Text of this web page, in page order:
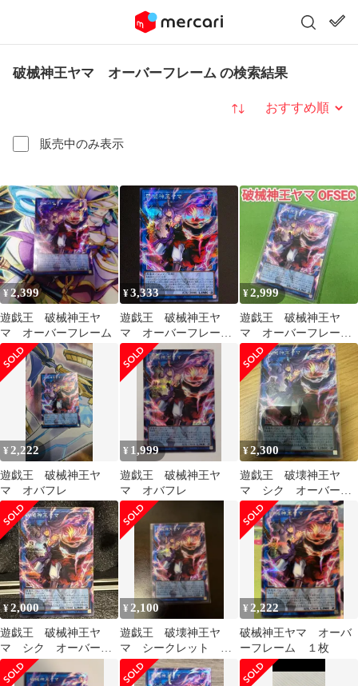
破械神王ヤマ オーバーフレーム の検索結果
販売中のみ表示
並び替え
¥2,399
遊戯王 破械神王ヤ
マ オーバーフレーム
¥3,333
遊戯王 破械神王ヤ
マ オーバーフレー
ム シークレット シ
ク アジア版 RV01-
JP064
¥2,999
遊戯王 破械神王ヤ
マ オーバーフレーム
シークレット レボリ
ューションブースター
¥ 2,222
遊戯王 破械神王ヤ
マ オバフレ
¥ 1,999
遊戯王 破械神王ヤ
マ オバフレ
¥2,300
遊戯王 破壊神王ヤ
マ シク オーバーフ
レームシク
¥2,000
遊戯王 破械神王ヤ
マ シク オーバーフ
レームシク 新品未使。
即日発送‼︎
¥2,100
遊戯王 破壊神王ヤ
マ シークレット オ
ーバーフレーム
¥2,222
破械神王ヤマ オーバ
ーフレーム １枚